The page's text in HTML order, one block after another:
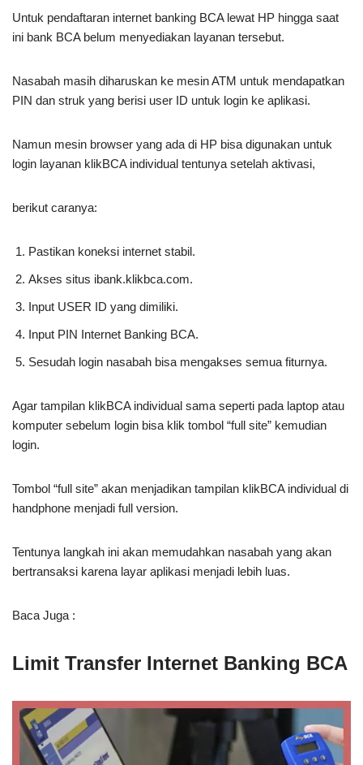
Untuk pendaftaran internet banking BCA lewat HP hingga saat
ini bank BCA belum menyediakan layanan tersebut.
Nasabah masih diharuskan ke mesin ATM untuk mendapatkan
PIN dan struk yang berisi user ID untuk login ke aplikasi.
Namun mesin browser yang ada di HP bisa digunakan untuk
login layanan klikBCA individual tentunya setelah aktivasi,
berikut caranya:
Pastikan koneksi internet stabil.
Akses situs ibank.klikbca.com.
Input USER ID yang dimiliki.
Input PIN Internet Banking BCA.
Sesudah login nasabah bisa mengakses semua fiturnya.
Agar tampilan klikBCA individual sama seperti pada laptop atau
komputer sebelum login bisa klik tombol “full site” kemudian
login.
Tombol “full site” akan menjadikan tampilan klikBCA individual di
handphone menjadi full version.
Tentunya langkah ini akan memudahkan nasabah yang akan
bertransaksi karena layar aplikasi menjadi lebih luas.
Baca Juga :
Limit Transfer Internet Banking BCA